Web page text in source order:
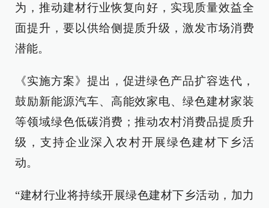
为，推动建材行业恢复向好，实现质量效益全
面提升，要以供给侧提质升级，激发市场消费
潜能。
《实施方案》提出，促进绿色产品扩容迭代，
鼓励新能源汽车、高能效家电、绿色建材家装
等领域绿色低碳消费；推动农村消费品提质升
级，支持企业深入农村开展绿色建材下乡活
动。
“建材行业将持续开展绿色建材下乡活动，加力